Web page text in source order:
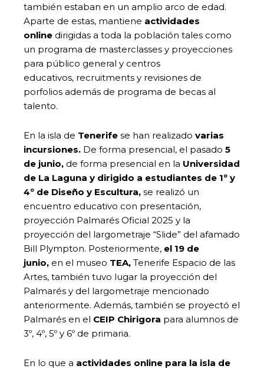
también estaban en un amplio arco de edad.
Aparte de estas, mantiene actividades
online dirigidas a toda la población tales como
un programa de masterclasses y proyecciones
para público general y centros
educativos, recruitments y revisiones de
porfolios además de programa de becas al
talento.
En la isla de Tenerife se han realizado varias
incursiones. De forma presencial, el pasado 5
de junio, de forma presencial en la Universidad
de La Laguna y dirigido a estudiantes de 1º y
4º de Diseño y Escultura, se realizó un
encuentro educativo con presentación,
proyección Palmarés Oficial 2025 y la
proyección del largometraje “Slide” del afamado
Bill Plympton. Posteriormente, el 19 de
junio, en el museo TEA, Tenerife Espacio de las
Artes, también tuvo lugar la proyección del
Palmarés y del largometraje mencionado
anteriormente. Además, también se proyectó el
Palmarés en el CEIP Chirigora para alumnos de
3º, 4º, 5º y 6º de primaria.
En lo que a actividades online para la isla de